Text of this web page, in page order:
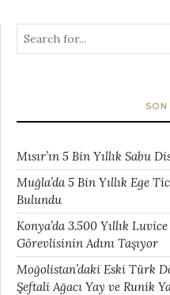
SON
Mısır’ın 5 Bin Yıllık Sabu
Muğla’da 5 Bin Yıllık Ege
Bulundu
Konya’da 3.500 Yıllık
Görevlisinin Adını Taşıyor
Moğolistan’daki Eski Türk
Şeftali Ağacı Yay ve Runik